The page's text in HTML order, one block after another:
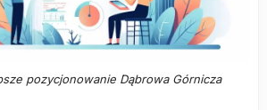
pozycjonowanie Dąbrowa Górnicza